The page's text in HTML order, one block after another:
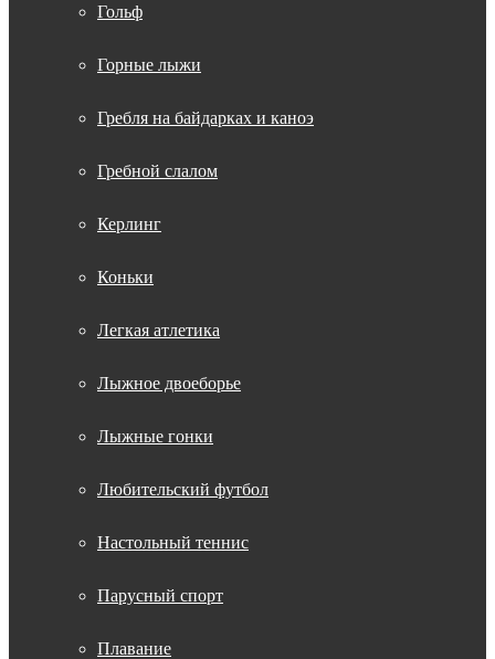
Гольф
Горные лыжи
Гребля на байдарках и каноэ
Гребной слалом
Керлинг
Коньки
Легкая атлетика
Лыжное двоеборье
Лыжные гонки
Любительский футбол
Настольный теннис
Парусный спорт
Плавание